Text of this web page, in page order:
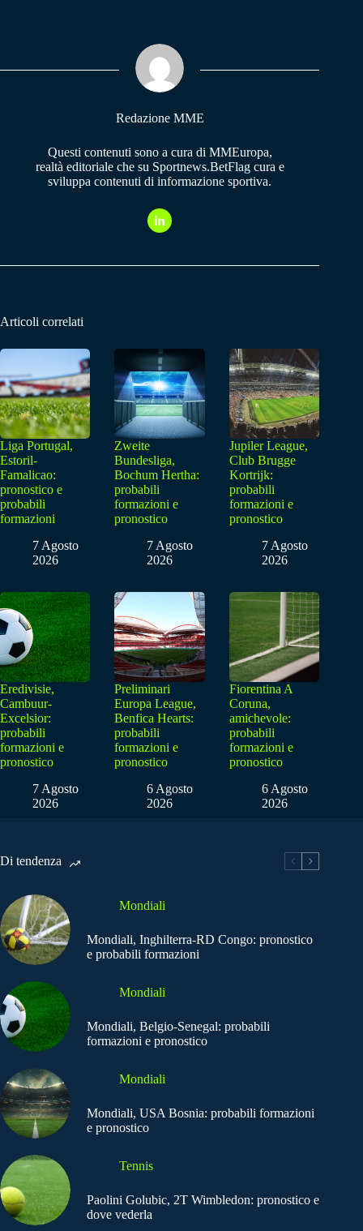
pp m
Redazione MME
Questi contenuti sono a cura di MMEuropa,
realtà editoriale che su Sportnews.BetFlag cura e
sviluppa contenuti di informazione sportiva.
Articoli correlati
Liga Portugal,
Estoril-
Famalicao:
pronostico e
probabili
formazioni
7 Agosto
2026
Zweite
Bundesliga,
Bochum Hertha:
probabili
formazioni e
pronostico
7 Agosto
2026
Jupiler League,
Club Brugge
Kortrijk:
probabili
formazioni e
pronostico
7 Agosto
2026
Eredivisie,
Cambuur-
Excelsior:
probabili
formazioni e
pronostico
7 Agosto
2026
Preliminari
Europa League,
Benfica Hearts:
probabili
formazioni e
pronostico
6 Agosto
2026
Fiorentina A
Coruna,
amichevole:
probabili
formazioni e
pronostico
6 Agosto
2026
Di tendenza
Mondiali
Mondiali, Inghilterra-RD Congo: pronostico
e probabili formazioni
Mondiali
Mondiali, Belgio-Senegal: probabili
formazioni e pronostico
Mondiali
Mondiali, USA Bosnia: probabili formazioni
e pronostico
Tennis
Paolini Golubic, 2T Wimbledon: pronostico e
dove vederla